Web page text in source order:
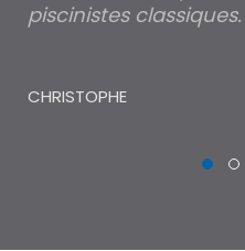
piscinistes classiques.
CHRISTOPHE